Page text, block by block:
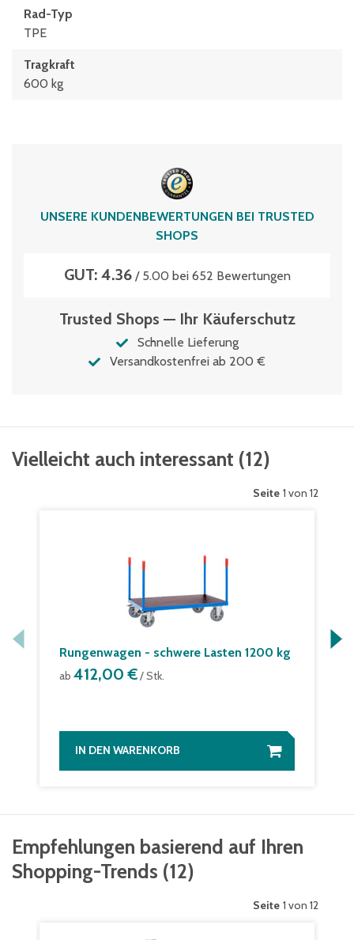
Rad-Typ
TPE
Tragkraft
600 kg
UNSERE KUNDENBEWERTUNGEN BEI TRUSTED
SHOPS
GUT: 4.36/ 5.00 bei 652 Bewertungen
Trusted Shops — Ihr Käuferschutz
Schnelle Lieferung
Versandkostenfrei ab 200 €
Vielleicht auch interessant (12)
Seite 1 von 12
Rungenwagen - schwere Lasten 1200 kg
ab 412,00 €/ Stk.
IN DEN WARENKORB
Empfehlungen basierend auf Ihren
Shopping-Trends (12)
Seite 1 von 12